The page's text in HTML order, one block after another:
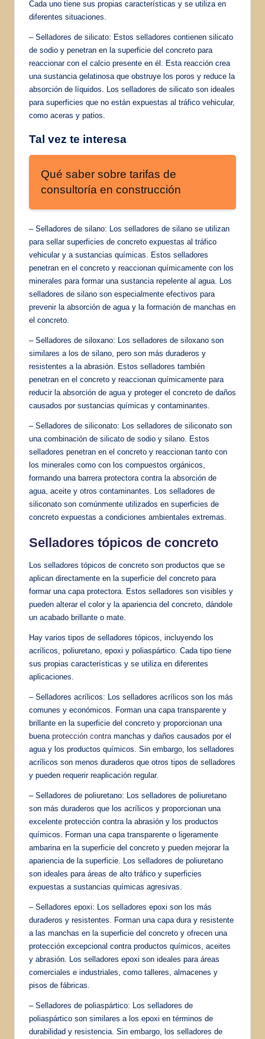
Cada uno tiene sus propias características y se utiliza en
diferentes situaciones.
– Selladores de silicato: Estos selladores contienen silicato
de sodio y penetran en la superficie del concreto para
reaccionar con el calcio presente en él. Esta reacción crea
una sustancia gelatinosa que obstruye los poros y reduce la
absorción de líquidos. Los selladores de silicato son ideales
para superficies que no están expuestas al tráfico vehicular,
como aceras y patios.
Tal vez te interesa
Qué saber sobre tarifas de
consultoría en construcción
– Selladores de silano: Los selladores de silano se utilizan
para sellar superficies de concreto expuestas al tráfico
vehicular y a sustancias químicas. Estos selladores
penetran en el concreto y reaccionan químicamente con los
minerales para formar una sustancia repelente al agua. Los
selladores de silano son especialmente efectivos para
prevenir la absorción de agua y la formación de manchas en
el concreto.
– Selladores de siloxano: Los selladores de siloxano son
similares a los de silano, pero son más duraderos y
resistentes a la abrasión. Estos selladores también
penetran en el concreto y reaccionan químicamente para
reducir la absorción de agua y proteger el concreto de daños
causados por sustancias químicas y contaminantes.
– Selladores de siliconato: Los selladores de siliconato son
una combinación de silicato de sodio y silano. Estos
selladores penetran en el concreto y reaccionan tanto con
los minerales como con los compuestos orgánicos,
formando una barrera protectora contra la absorción de
agua, aceite y otros contaminantes. Los selladores de
siliconato son comúnmente utilizados en superficies de
concreto expuestas a condiciones ambientales extremas.
Selladores tópicos de concreto
Los selladores tópicos de concreto son productos que se
aplican directamente en la superficie del concreto para
formar una capa protectora. Estos selladores son visibles y
pueden alterar el color y la apariencia del concreto, dándole
un acabado brillante o mate.
Hay varios tipos de selladores tópicos, incluyendo los
acrílicos, poliuretano, epoxi y poliaspártico. Cada tipo tiene
sus propias características y se utiliza en diferentes
aplicaciones.
– Selladores acrílicos: Los selladores acrílicos son los más
comunes y económicos. Forman una capa transparente y
brillante en la superficie del concreto y proporcionan una
buena protección contra manchas y daños causados por el
agua y los productos químicos. Sin embargo, los selladores
acrílicos son menos duraderos que otros tipos de selladores
y pueden requerir reaplicación regular.
– Selladores de poliuretano: Los selladores de poliuretano
son más duraderos que los acrílicos y proporcionan una
excelente protección contra la abrasión y los productos
químicos. Forman una capa transparente o ligeramente
ambarina en la superficie del concreto y pueden mejorar la
apariencia de la superficie. Los selladores de poliuretano
son ideales para áreas de alto tráfico y superficies
expuestas a sustancias químicas agresivas.
– Selladores epoxi: Los selladores epoxi son los más
duraderos y resistentes. Forman una capa dura y resistente
a las manchas en la superficie del concreto y ofrecen una
protección excepcional contra productos químicos, aceites
y abrasión. Los selladores epoxi son ideales para áreas
comerciales e industriales, como talleres, almacenes y
pisos de fábricas.
– Selladores de poliaspártico: Los selladores de
poliaspártico son similares a los epoxi en términos de
durabilidad y resistencia. Sin embargo, los selladores de